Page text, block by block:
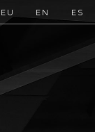
EU EN ES